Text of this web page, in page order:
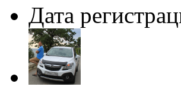
Дата